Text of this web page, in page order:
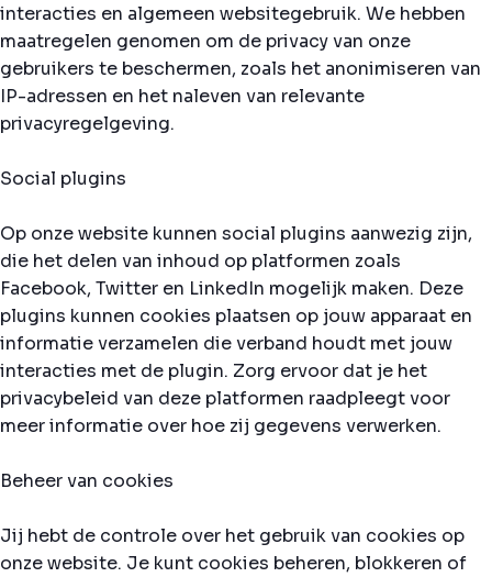
interacties en algemeen websitegebruik. We hebben
maatregelen genomen om de privacy van onze
gebruikers te beschermen, zoals het anonimiseren van
IP-adressen en het naleven van relevante
privacyregelgeving.
Social plugins
Op onze website kunnen social plugins aanwezig zijn,
die het delen van inhoud op platformen zoals
Facebook, Twitter en LinkedIn mogelijk maken. Deze
plugins kunnen cookies plaatsen op jouw apparaat en
informatie verzamelen die verband houdt met jouw
interacties met de plugin. Zorg ervoor dat je het
privacybeleid van deze platformen raadpleegt voor
meer informatie over hoe zij gegevens verwerken.
Beheer van cookies
Jij hebt de controle over het gebruik van cookies op
onze website. Je kunt cookies beheren, blokkeren of